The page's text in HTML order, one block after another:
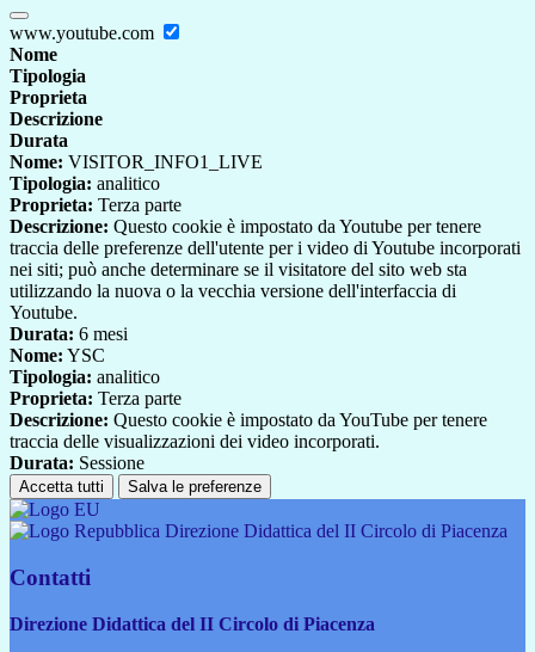
www.youtube.com
Nome
Tipologia
Proprieta
Descrizione
Durata
Nome: VISITOR_INFO1_LIVE
Tipologia: analitico
Proprieta: Terza parte
Descrizione: Questo cookie è impostato da Youtube per tenere
traccia delle preferenze dell'utente per i video di Youtube incorporati
nei siti; può anche determinare se il visitatore del sito web sta
utilizzando la nuova o la vecchia versione dell'interfaccia di
Youtube.
Durata: 6 mesi
Nome: YSC
Tipologia: analitico
Proprieta: Terza parte
Descrizione: Questo cookie è impostato da YouTube per tenere
traccia delle visualizzazioni dei video incorporati.
Durata: Sessione
Accetta tutti Salva le preferenze
Direzione Didattica del II Circolo di Piacenza
Contatti
Direzione Didattica del II Circolo di Piacenza